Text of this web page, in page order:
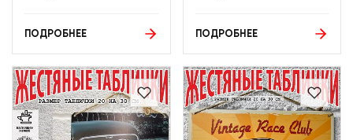
ПОДРОБНЕЕ ПОДРОБНЕЕ